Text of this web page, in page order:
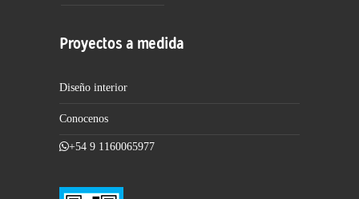
Proyectos a medida
Diseño interior
Conocenos
+54 9 1160065977